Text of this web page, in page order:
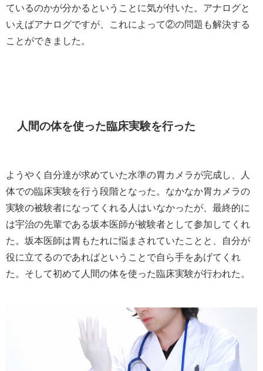
ているのかが分かるということに気が付いた。アナログと
いえばアナログですが、これによって②の問題も解決する
ことができました。
人間の体を使った臨床実験を行った
ようやく自分達が求めていた水準の胃カメラが完成し、人
体での臨床実験を行う段階となった。なかなか胃カメラの
実験の被験者になってくれる人はいなかったが、最終的に
は宇治の先輩である坂本医師が被験者として参加してくれ
た。坂本医師は胃もたれに悩まされていたことと、自分が
役に立てるのであればということで自ら手をあげてくれ
た。そして初めて人間の体を使った臨床実験が行われた。